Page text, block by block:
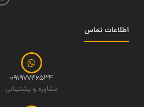
اطلاعات تماس
09197746534
مشاوره و پشتیبانی